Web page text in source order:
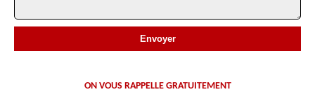
ON VOUS RAPPELLE GRATUITEMENT